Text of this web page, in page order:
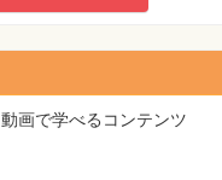
動画で学べるコンテンツ